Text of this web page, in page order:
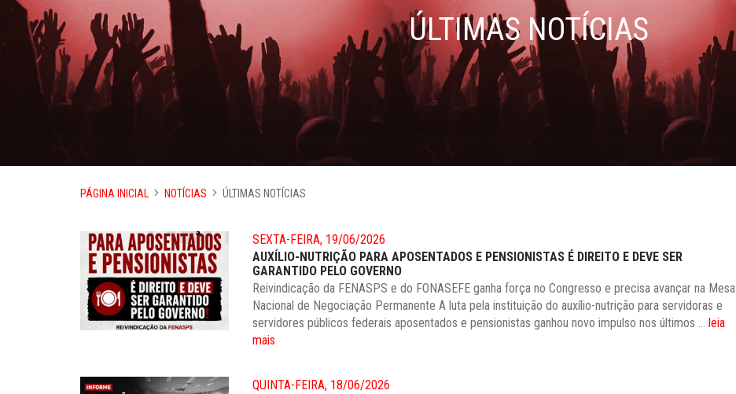
ÚLTIMAS NOTÍCIAS
PÁGINA INICIAL NOTÍCIAS ÚLTIMAS NOTÍCIAS
SEXTA-FEIRA, 19/06/2026
AUXÍLIO-NUTRIÇÃO PARA APOSENTADOS E PENSIONISTAS É DIREITO E DEVE SER
GARANTIDO PELO GOVERNO
Reivindicação da FENASPS e do FONASEFE ganha força no Congresso e precisa avançar na Mesa
Nacional de Negociação Permanente A luta pela instituição do auxílio-nutrição para servidoras e
servidores públicos federais aposentados e pensionistas ganhou novo impulso nos últimos ...leia
mais
QUINTA-FEIRA, 18/06/2026